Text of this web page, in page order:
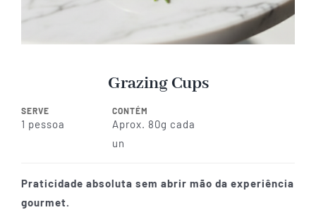
Grazing Cups
SERVE
1 pessoa
CONTÉM
Aprox. 80g cada
un
Praticidade absoluta sem abrir mão da experiência
gourmet.